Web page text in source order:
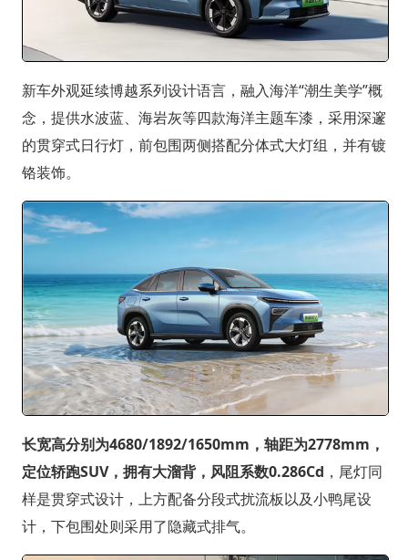
新车外观延续博越系列设计语言，融入海洋“潮生美学”概
念，提供水波蓝、海岩灰等四款海洋主题车漆，采用深邃
的贯穿式日行灯，前包围两侧搭配分体式大灯组，并有镀
铬装饰。
长宽高分别为4680/1892/1650mm，轴距为2778mm，
定位轿跑SUV，拥有大溜背，风阻系数0.286Cd ，尾灯同
样是贯穿式设计，上方配备分段式扰流板以及小鸭尾设
计，下包围处则采用了隐藏式排气。